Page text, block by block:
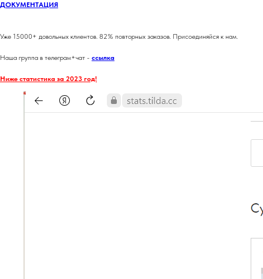
ДОКУМЕНТАЦИЯ
Уже 15000+ довольных клиентов. 82% повторных заказов. Присоединяйся к нам.
Наша группа в телеграм+чат - ссылка
Ниже статистика за 2023 год!